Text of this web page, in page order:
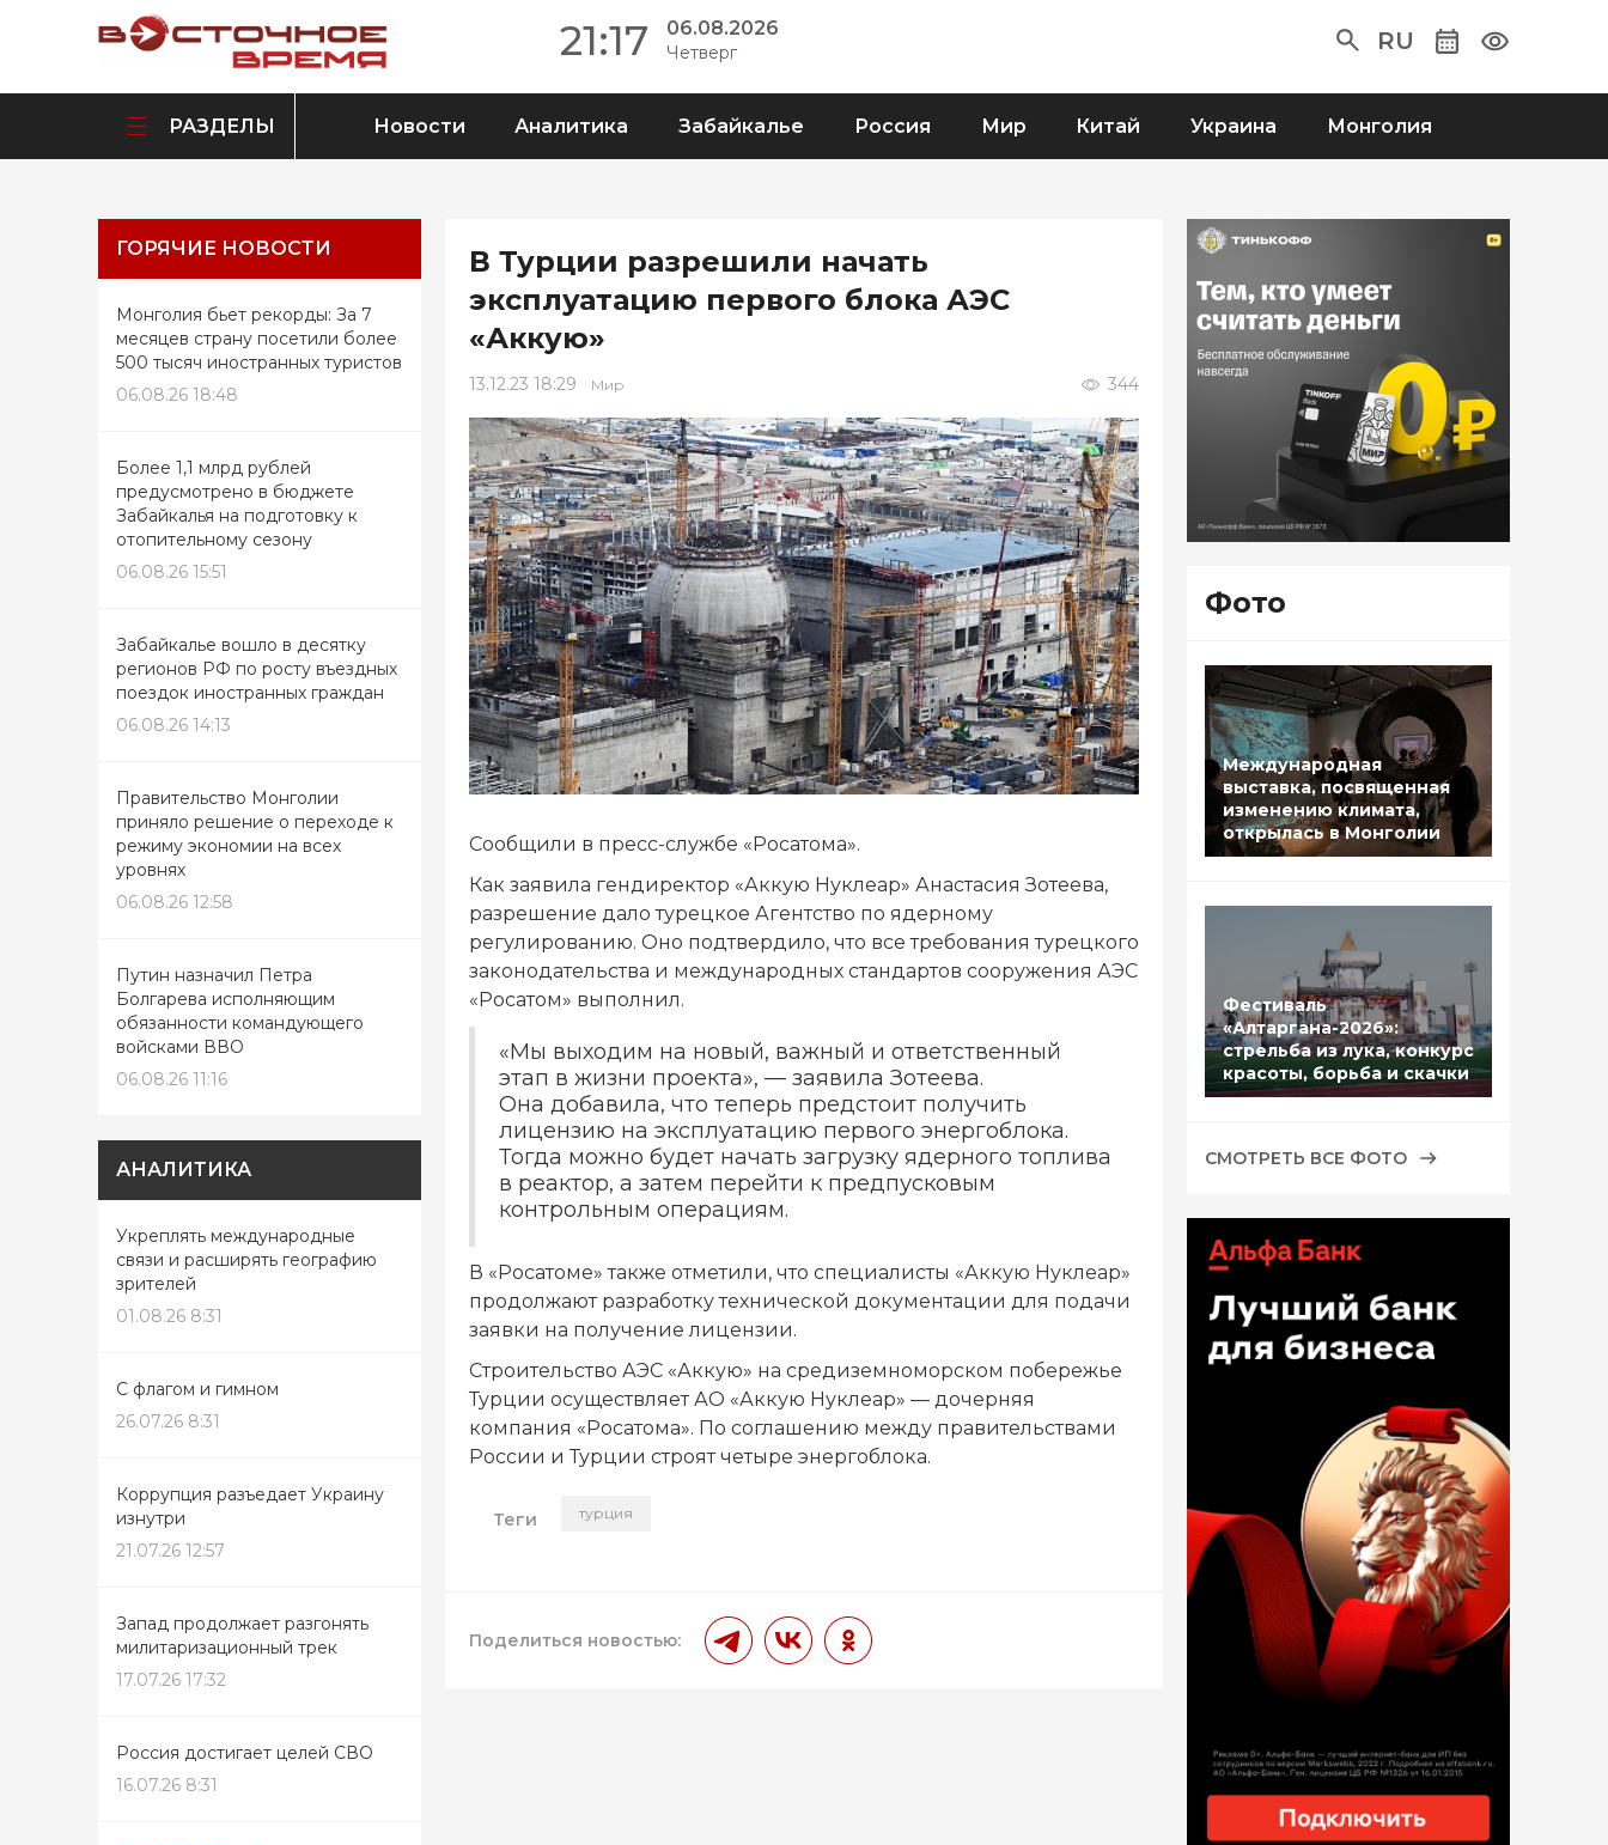
21:17 06.08.2026
Четверг RU
РАЗДЕЛЫ Новости Аналитика Забайкалье Россия Мир Китай Украина Монголия
ГОРЯЧИЕ НОВОСТИ
Монголия бьет рекорды: За 7
месяцев страну посетили более
500 тысяч иностранных туристов
06.08.26 18:48
Более 1,1 млрд рублей
предусмотрено в бюджете
Забайкалья на подготовку к
отопительному сезону
06.08.26 15:51
Забайкалье вошло в десятку
регионов РФ по росту въездных
поездок иностранных граждан
06.08.26 14:13
Правительство Монголии
приняло решение о переходе к
режиму экономии на всех
уровнях
06.08.26 12:58
Путин назначил Петра
Болгарева исполняющим
обязанности командующего
войсками ВВО
06.08.26 11:16
АНАЛИТИКА
Укреплять международные
связи и расширять географию
зрителей
01.08.26 8:31
С флагом и гимном
26.07.26 8:31
Коррупция разъедает Украину
изнутри
21.07.26 12:57
Запад продолжает разгонять
милитаризационный трек
17.07.26 17:32
Россия достигает целей СВО
16.07.26 8:31
В Турции разрешили начать
эксплуатацию первого блока АЭС
«Аккую»
13.12.23 18:29 Мир 344
Сообщили в пресс-службе «Росатома».
Как заявила гендиректор «Аккую Нуклеар» Анастасия Зотеева,
разрешение дало турецкое Агентство по ядерному
регулированию. Оно подтвердило, что все требования турецкого
законодательства и международных стандартов сооружения АЭС
«Росатом» выполнил.
«Мы выходим на новый, важный и ответственный
этап в жизни проекта», — заявила Зотеева.
Она добавила, что теперь предстоит получить
лицензию на эксплуатацию первого энергоблока.
Тогда можно будет начать загрузку ядерного топлива
в реактор, а затем перейти к предпусковым
контрольным операциям.
В «Росатоме» также отметили, что специалисты «Аккую Нуклеар»
продолжают разработку технической документации для подачи
заявки на получение лицензии.
Строительство АЭС «Аккую» на средиземноморском побережье
Турции осуществляет АО «Аккую Нуклеар» — дочерняя
компания «Росатома». По соглашению между правительствами
России и Турции строят четыре энергоблока.
Теги турция
Поделиться новостью:
Фото
Международная
выставка, посвященная
изменению климата,
открылась в Монголии
Фестиваль
«Алтаргана-2026»:
стрельба из лука, конкурс
красоты, борьба и скачки
СМОТРЕТЬ ВСЕ ФОТО